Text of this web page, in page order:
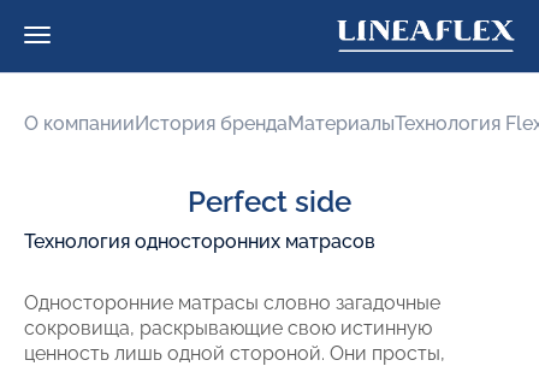
О компанииИстория брендаМатериалыТехнология
Perfect side
Технология односторонних матрасов
Односторонние матрасы словно загадочные
сокровища, раскрывающие свою истинную
ценность лишь одной стороной. Они просты,